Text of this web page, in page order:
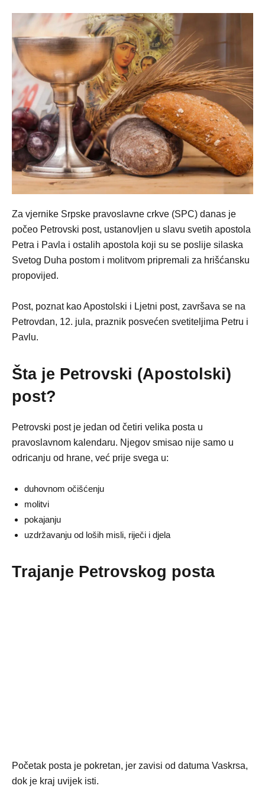
Za vjernike Srpske pravoslavne crkve (SPC) danas je
počeo Petrovski post, ustanovljen u slavu svetih apostola
Petra i Pavla i ostalih apostola koji su se poslije silaska
Svetog Duha postom i molitvom pripremali za hrišćansku
propovijed.
Post, poznat kao Apostolski i Ljetni post, završava se na
Petrovdan, 12. jula, praznik posvećen svetiteljima Petru i
Pavlu.
Šta je Petrovski (Apostolski)
post?
Petrovski post je jedan od četiri velika posta u
pravoslavnom kalendaru. Njegov smisao nije samo u
odricanju od hrane, već prije svega u:
duhovnom očišćenju
molitvi
pokajanju
uzdržavanju od loših misli, riječi i djela
Trajanje Petrovskog posta
Početak posta je pokretan, jer zavisi od datuma Vaskrsa,
dok je kraj uvijek isti.